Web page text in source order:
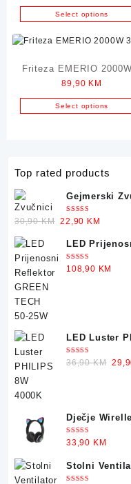
Select options
Friteza EMERIO
litra
89,90 KM
Select options
Top rated products
Gejmerski
Ocjenjeno
5.00 od 5
30,90KM Original
was:
30,90 KM.
22,90 KM
is:
22,90
LED
25W
Ocjenjeno
5.00od 5
108,90 KM
LED Luster
Ocjenjeno
5.00od 5
36,90KM
Dječje
Ocjenjeno
5.00od 5
33,90 KM
Stolni